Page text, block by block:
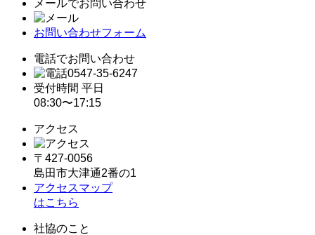
メールでお問い合わせ
お問い合わせフォーム
電話でお問い合わせ
0547-35-6247
受付時間 平日
08:30〜17:15
アクセス
〒427-0056
島田市大津通2番の1
アクセスマップ
はこちら
社協のこと